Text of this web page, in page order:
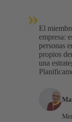
» El
empresa:
personas
propios
una